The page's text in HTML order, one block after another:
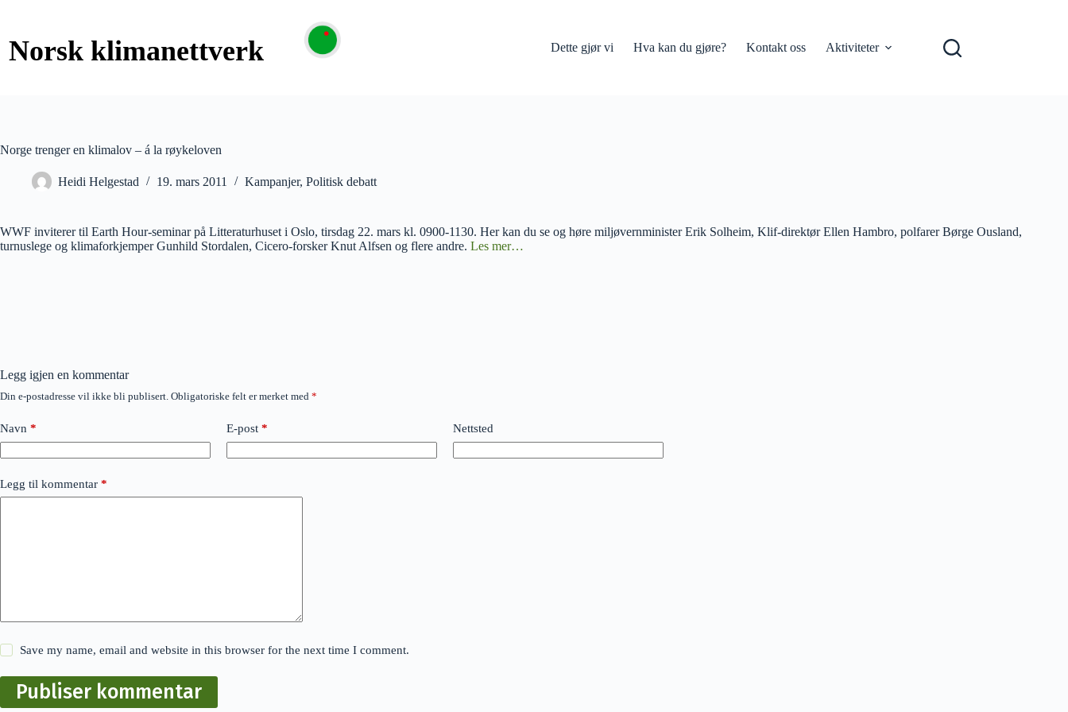
Dette gjør vi Hva kan du gjøre? Kontakt oss Aktiviteter
Norge trenger en klimalov – á la røykeloven
Heidi Helgestad 19. mars 2011 Kampanjer, Politisk debatt
WWF inviterer til Earth Hour-seminar på Litteraturhuset i Oslo, tirsdag 22. mars kl. 0900-1130. Her kan du se og høre miljøvernminister Erik Solheim, Klif-direktør Ellen Hambro, polfarer Børge Ousland,
turnuslege og klimaforkjemper Gunhild Stordalen, Cicero-forsker Knut Alfsen og flere andre. Les mer…
Legg igjen en kommentar
Din e-postadresse vil ikke bli publisert. Obligatoriske felt er merket med *
Navn * E-post * Nettsted
Legg til kommentar *
Save my name, email and website in this browser for the next time I comment.
Publiser kommentar